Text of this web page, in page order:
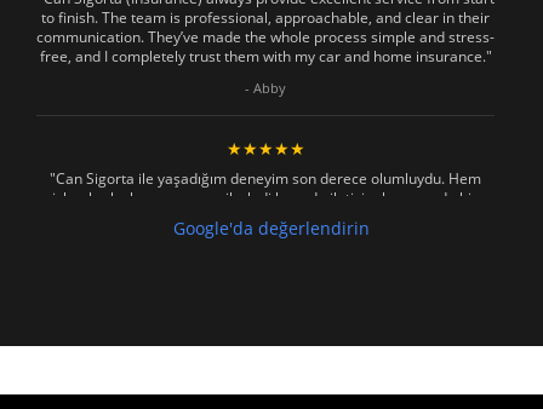
to finish. The team is professional, approachable, and clear in their
communication. They’ve made the whole process simple and stress-
free, and I completely trust them with my car and home insurance."
- Abby
★★★★★
"Can Sigorta ile yaşadığım deneyim son derece olumluydu. Hem
işlemler hızlı ve sorunsuz ilerledi hem de iletişim konusunda hiç
zorlanmadım. Aradığımda ya da mesaj attığımda hemen dönüş
sağladılar, her soruma sabırla ve açıklayıcı bir şekilde yanıt verdiler.
"Absolutelly the best at the TRNC. Highly recommeded !!! Thank You
Google'da değerlendirin